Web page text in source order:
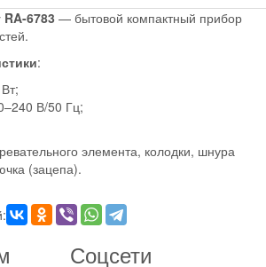
6783 — бытовой компактный прибор
:
В/50 Гц;
элемента, колодки, шнура
(зацепа).
Соцсети